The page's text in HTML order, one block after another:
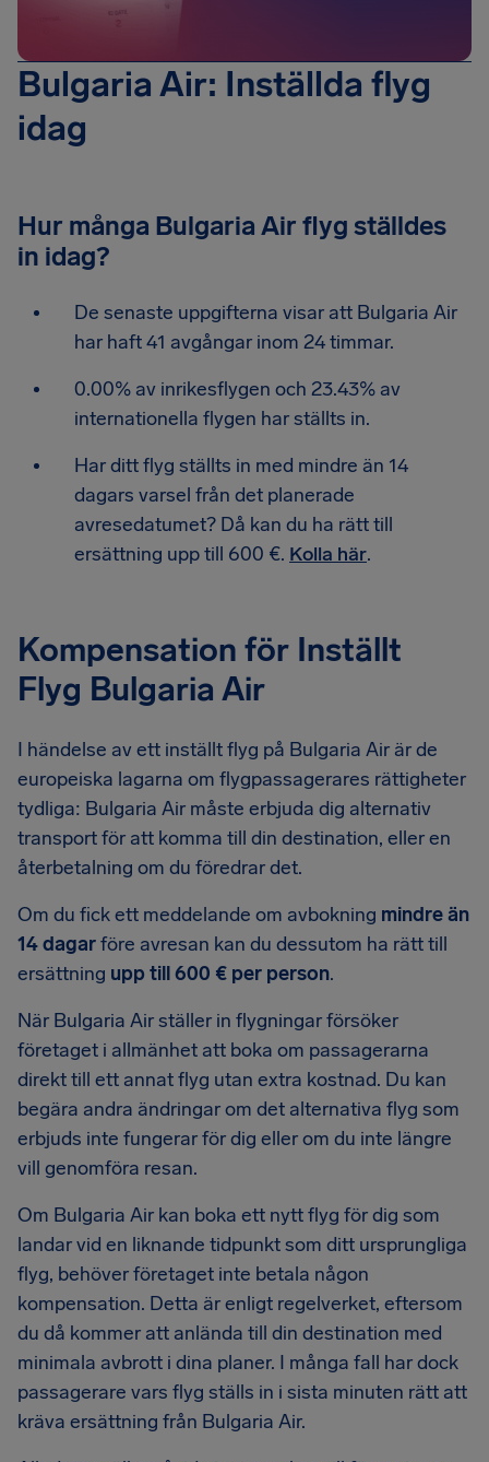
Bulgaria Air: Inställda flyg
idag
Hur många Bulgaria Air flyg ställdes
in idag?
De senaste uppgifterna visar att Bulgaria Air
har haft 41 avgångar inom 24 timmar.
0.00% av inrikesflygen och 23.43% av
internationella flygen har ställts in.
Har ditt flyg ställts in med mindre än 14
dagars varsel från det planerade
avresedatumet? Då kan du ha rätt till
ersättning upp till 600 €. Kolla här.
Kompensation för Inställt
Flyg Bulgaria Air
I händelse av ett inställt flyg på Bulgaria Air är de
europeiska lagarna om flygpassagerares rättigheter
tydliga: Bulgaria Air måste erbjuda dig alternativ
transport för att komma till din destination, eller en
återbetalning om du föredrar det.
Om du fick ett meddelande om avbokning mindre än
14 dagarföre avresan kan du dessutom ha rätt till
ersättning upp till 600 € per person.
När Bulgaria Air ställer in flygningar försöker
företaget i allmänhet att boka om passagerarna
direkt till ett annat flyg utan extra kostnad. Du kan
begära andra ändringar om det alternativa flyg som
erbjuds inte fungerar för dig eller om du inte längre
vill genomföra resan.
Om Bulgaria Air kan boka ett nytt flyg för dig som
landar vid en liknande tidpunkt som ditt ursprungliga
flyg, behöver företaget inte betala någon
kompensation. Detta är enligt regelverket, eftersom
du då kommer att anlända till din destination med
minimala avbrott i dina planer. I många fall har dock
passagerare vars flyg ställs in i sista minuten rätt att
kräva ersättning från Bulgaria Air.